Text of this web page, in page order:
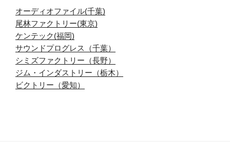
オーディオファイル(千葉)
尾林ファクトリー(東京)
ケンテック(福岡)
サウンドプログレス（千葉）
シミズファクトリー（長野）
ジム・インダストリー（栃木）
ビクトリー（愛知）